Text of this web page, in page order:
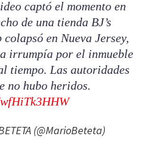
captó el momento en
de una tienda BJ’s
en Nueva Jersey,
irrumpía por el inmueble
tiempo. Las autoridades
no hubo heridos.
(@MarioBeteta)